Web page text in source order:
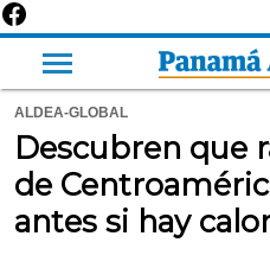
ALDEA-GLOBAL
Descubren que
de
antes si hay